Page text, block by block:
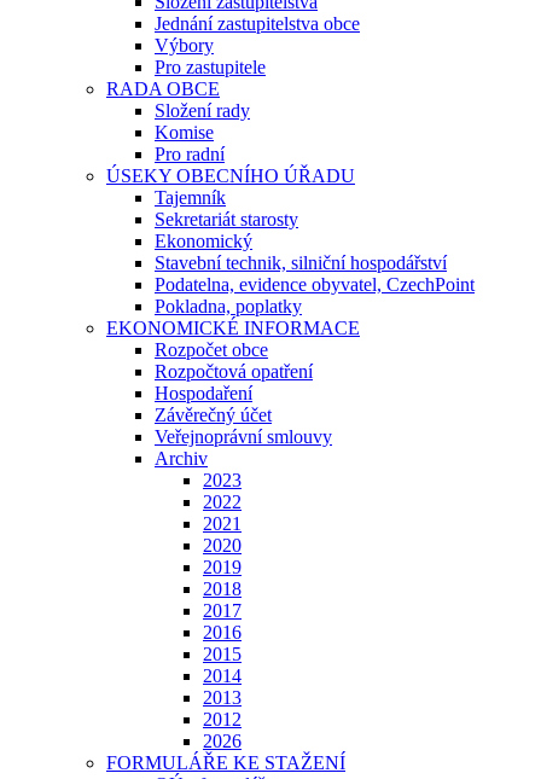
Jednání zastupitelstva obce
Výbory
Pro zastupitele
RADA OBCE
Složení rady
Komise
Pro radní
ÚSEKY OBECNÍHO ÚŘADU
Tajemník
Sekretariát starosty
Ekonomický
Stavební technik, silniční hospodářství
Podatelna, evidence obyvatel, CzechPoint
Pokladna, poplatky
EKONOMICKÉ INFORMACE
Rozpočet obce
Rozpočtová opatření
Hospodaření
Závěrečný účet
Veřejnoprávní smlouvy
Archiv
2023
2022
2021
2020
2019
2018
2017
2016
2015
2014
2013
2012
2026
FORMULÁŘE KE STAŽENÍ